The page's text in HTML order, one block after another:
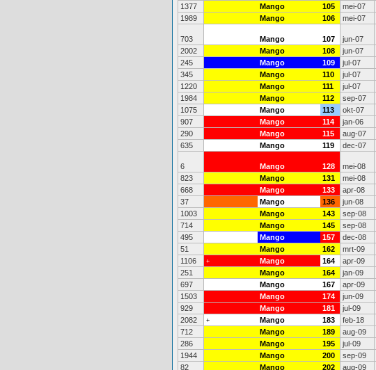
1377
Mango 105 mei-07
1989
Mango 106 mei-07
703 Mango 107 jun-07
2002
Mango 108 jun-07
245
Mango 109 jul-07
345
Mango 110 jul-07
1220
Mango 111 jul-07
1984
Mango 112 sep-07
1075
Mango 113 okt-07
907
Mango 114 jan-06
290
Mango 115 aug-07
635
Mango 119 dec-07
6 Mango 128 mei-08
823
Mango 131 mei-08
668
Mango 133 apr-08
37
Mango 136 jun-08
1003
Mango 143 sep-08
714
Mango 145 sep-08
495
Mango 157 dec-08
51
Mango 162 mrt-09
1106
+ Mango 164 apr-09
251
Mango 164 jan-09
697
Mango 167 apr-09
1503
Mango 174 jun-09
929
Mango 181 jul-09
2082
+ Mango 183 feb-18
712
Mango 189 aug-09
286
Mango 195 jul-09
1944
Mango 200 sep-09
82
Mango 202 aug-09